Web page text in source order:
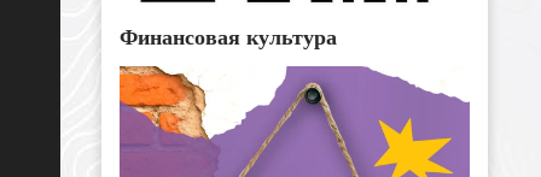
Финансовая культура